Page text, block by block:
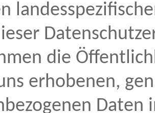
die
erhobenen,